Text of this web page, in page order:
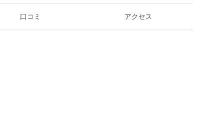
口コミ アクセス